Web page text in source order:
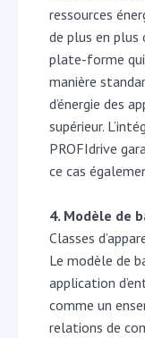
ressources
de plus en plus
plate-forme
manière
d’énergie des
supérieur.
PROFIdrive
ce cas
4. Modèle de
Classes
Le modèle de
application
comme un
relations de